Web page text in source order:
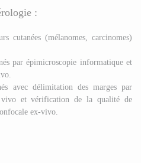
:
cutanées (mélanomes, carcinomes)
par épimicroscopie informatique et
avec délimitation des marges par
vivo et vérification de la qualité de
ex-vivo.